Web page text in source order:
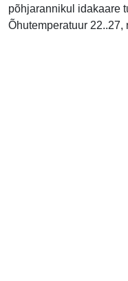
põhjarannikul idakaare
Õhutemperatuur 22..27,